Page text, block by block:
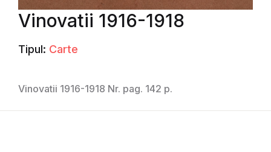
Vinovatii 1916-1918
Tipul: Carte
Vinovatii 1916-1918 Nr. pag. 142 p.